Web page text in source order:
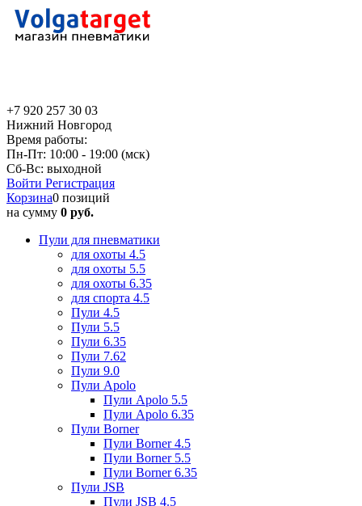
+7 920 257 30 03
Нижний Новгород
Время работы:
Пн-Пт: 10:00 - 19:00 (мск)
Сб-Вс: выходной
Войти Регистрация
Корзина0 позиций
на сумму 0 руб.
Пули для пневматики
для охоты 4.5
для охоты 5.5
для охоты 6.35
для спорта 4.5
Пули 4.5
Пули 5.5
Пули 6.35
Пули 7.62
Пули 9.0
Пули Apolo
Пули Apolo 5.5
Пули Apolo 6.35
Пули Borner
Пули Borner 4.5
Пули Borner 5.5
Пули Borner 6.35
Пули JSB
Пули JSB 4.5